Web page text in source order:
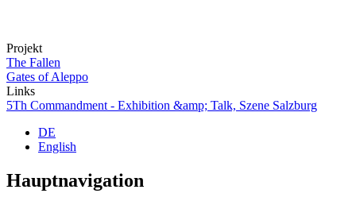
Projekt
The Fallen
Gates of Aleppo
Links
5Th Commandment - Exhibition &amp; Talk, Szene Salzburg
DE
English
Hauptnavigation